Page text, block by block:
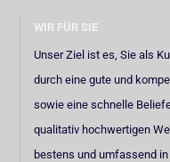
WIR FÜR SIE
Unser Ziel ist es, Sie als
durch eine gute und
sowie eine schnelle
qualitativ hochwertigen
bestens und umfassend